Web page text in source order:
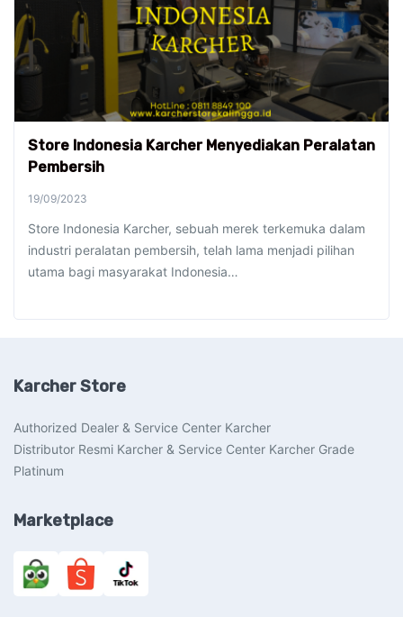
Store Indonesia Karcher Menyediakan Peralatan
Pembersih
19/09/2023
Store Indonesia Karcher, sebuah merek terkemuka dalam
industri peralatan pembersih, telah lama menjadi pilihan
utama bagi masyarakat Indonesia…
Karcher Store
Authorized Dealer & Service Center Karcher
Distributor Resmi Karcher & Service Center Karcher Grade
Platinum
Marketplace